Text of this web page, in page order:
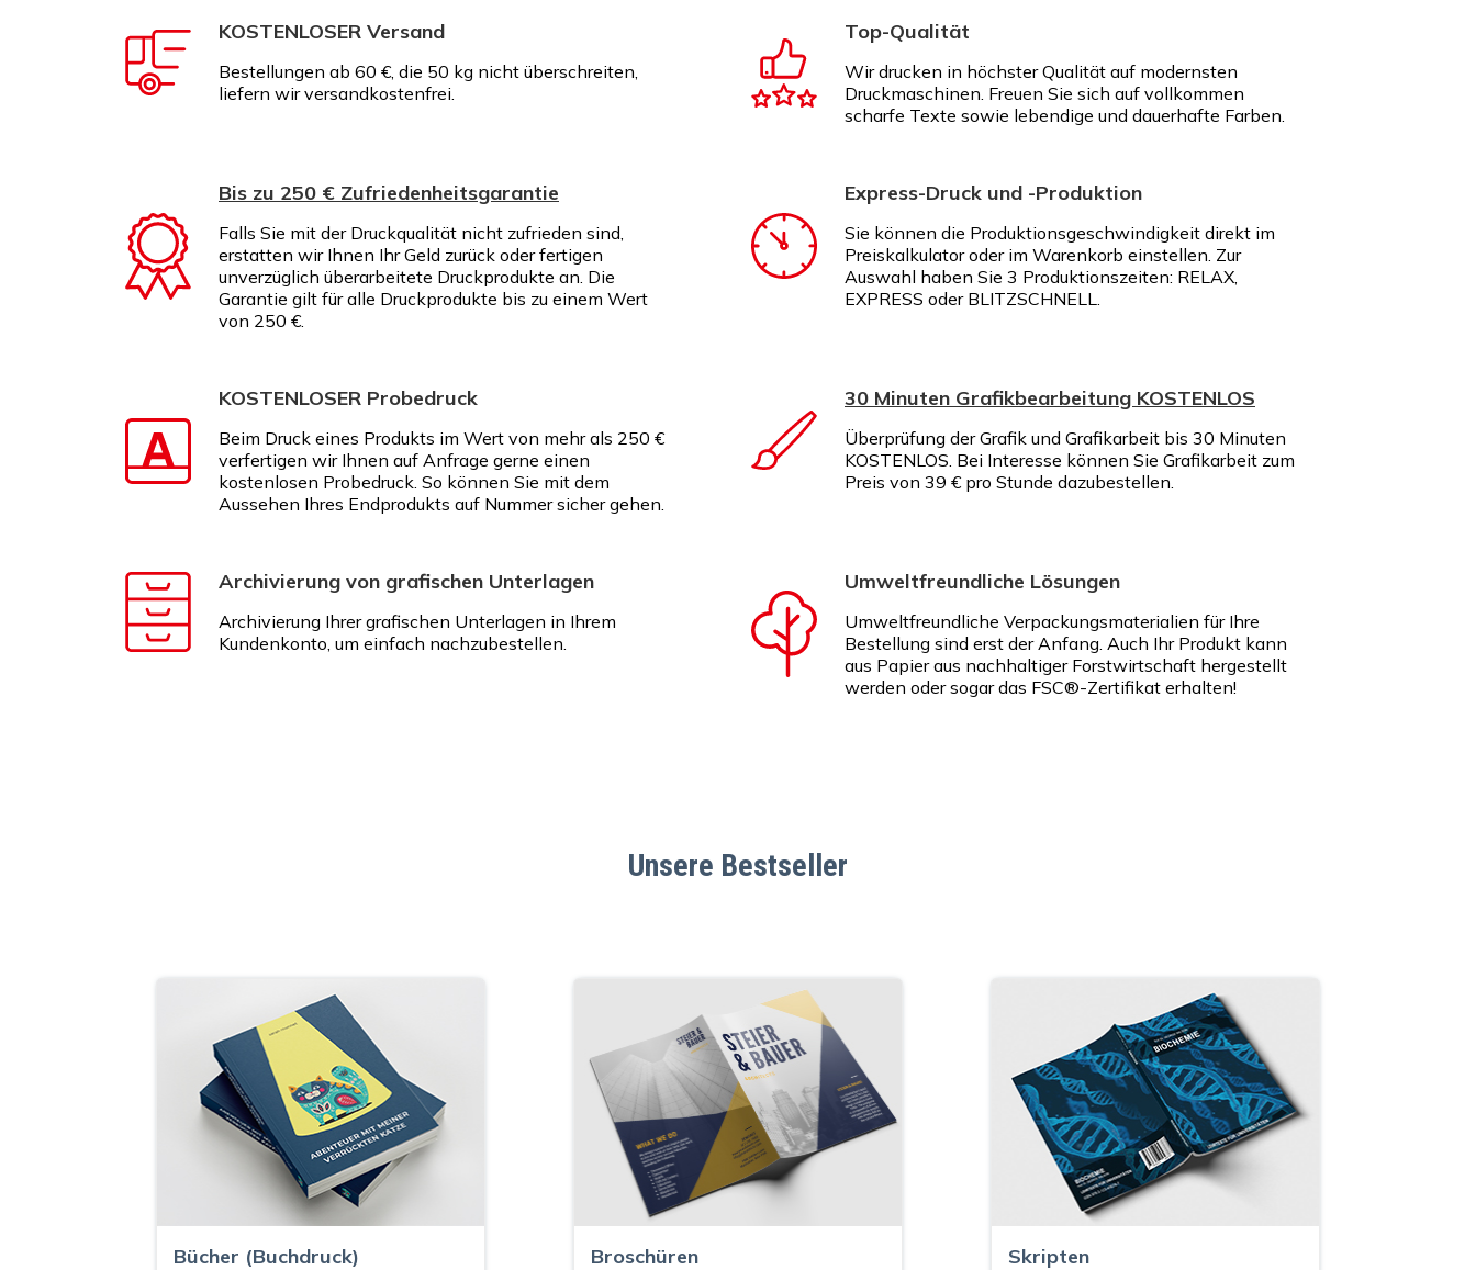
KOSTENLOSER Versand
Bestellungen ab 60 €, die 50 kg nicht überschreiten,
liefern wir versandkostenfrei.
Top-Qualität
Wir drucken in höchster Qualität auf modernsten
Druckmaschinen. Freuen Sie sich auf vollkommen
scharfe Texte sowie lebendige und dauerhafte Farben.
Bis zu 250 € Zufriedenheitsgarantie
Falls Sie mit der Druckqualität nicht zufrieden sind,
erstatten wir Ihnen Ihr Geld zurück oder fertigen
unverzüglich überarbeitete Druckprodukte an. Die
Garantie gilt für alle Druckprodukte bis zu einem Wert
von 250 €.
Express-Druck und -Produktion
Sie können die Produktionsgeschwindigkeit direkt im
Preiskalkulator oder im Warenkorb einstellen. Zur
Auswahl haben Sie 3 Produktionszeiten: RELAX,
EXPRESS oder BLITZSCHNELL.
KOSTENLOSER Probedruck
Beim Druck eines Produkts im Wert von mehr als 250 €
verfertigen wir Ihnen auf Anfrage gerne einen
kostenlosen Probedruck. So können Sie mit dem
Aussehen Ihres Endprodukts auf Nummer sicher gehen.
30 Minuten Grafikbearbeitung KOSTENLOS
Überprüfung der Grafik und Grafikarbeit bis 30 Minuten
KOSTENLOS. Bei Interesse können Sie Grafikarbeit zum
Preis von 39 € pro Stunde dazubestellen.
Archivierung von grafischen Unterlagen
Archivierung Ihrer grafischen Unterlagen in Ihrem
Kundenkonto, um einfach nachzubestellen.
Umweltfreundliche Lösungen
Umweltfreundliche Verpackungsmaterialien für Ihre
Bestellung sind erst der Anfang. Auch Ihr Produkt kann
aus Papier aus nachhaltiger Forstwirtschaft hergestellt
werden oder sogar das FSC®-Zertifikat erhalten!
Unsere Bestseller
Bücher (Buchdruck) Broschüren Skripten